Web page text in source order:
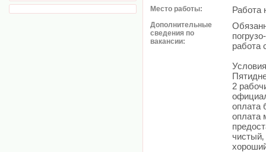
Место работы: Работа
Дополнительные
сведения по
вакансии:
работа
2
оплата
оплата